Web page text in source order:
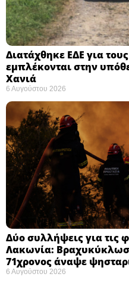
Διατάχθηκε ΕΔΕ για
εμπλέκονται στην
Χανιά
6 Αυγούστου 2026
Δύο συλλήψεις για τις
Λακωνία:
71χρονος άναψε
6 Αυγούστου 2026